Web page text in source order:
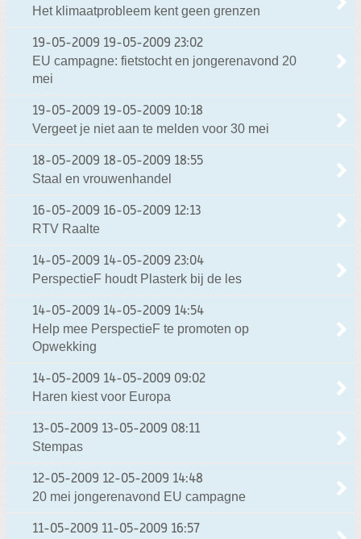
Het klimaatprobleem kent geen grenzen
19-05-2009 19-05-2009 23:02
EU campagne: fietstocht en jongerenavond 20
mei
19-05-2009 19-05-2009 10:18
Vergeet je niet aan te melden voor 30 mei
18-05-2009 18-05-2009 18:55
Staal en vrouwenhandel
16-05-2009 16-05-2009 12:13
RTV Raalte
14-05-2009 14-05-2009 23:04
PerspectieF houdt Plasterk bij de les
14-05-2009 14-05-2009 14:54
Help mee PerspectieF te promoten op
Opwekking
14-05-2009 14-05-2009 09:02
Haren kiest voor Europa
13-05-2009 13-05-2009 08:11
Stempas
12-05-2009 12-05-2009 14:48
20 mei jongerenavond EU campagne
11-05-2009 11-05-2009 16:57